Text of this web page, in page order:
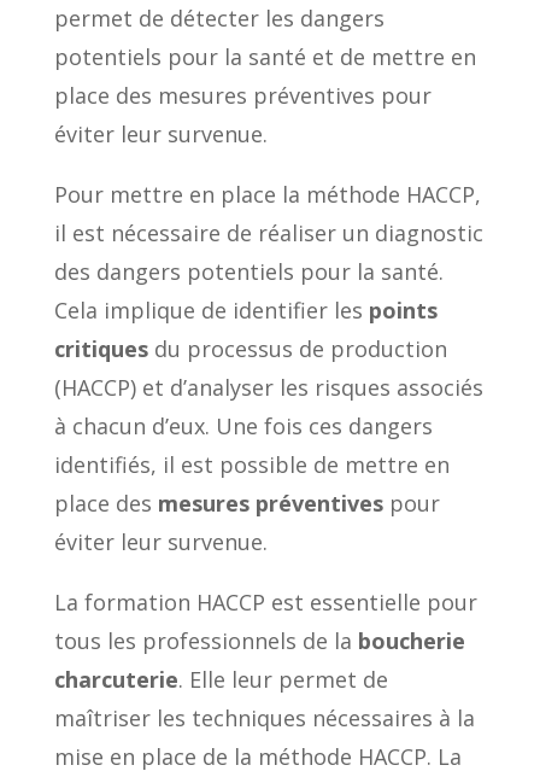
permet de détecter les dangers
potentiels pour la santé et de mettre en
place des mesures préventives pour
éviter leur survenue.
Pour mettre en place la méthode HACCP,
il est nécessaire de réaliser un diagnostic
des dangers potentiels pour la santé.
Cela implique de identifier les points
critiquesdu processus de production
(HACCP) et d’analyser les risques associés
à chacun d’eux. Une fois ces dangers
identifiés, il est possible de mettre en
place des mesures préventivespour
éviter leur survenue.
La formation HACCP est essentielle pour
tous les professionnels de la boucherie
charcuterie. Elle leur permet de
maîtriser les techniques nécessaires à la
mise en place de la méthode HACCP. La